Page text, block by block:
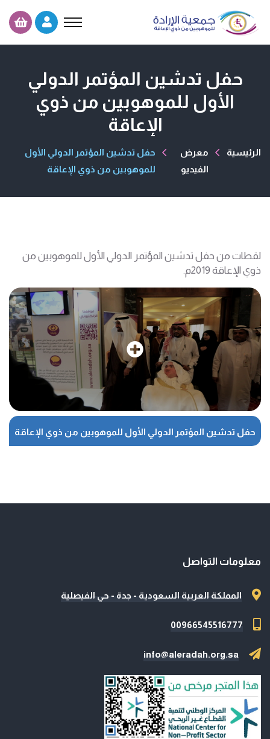
حفل تدشين المؤتمر الدولي
الأول للموهوبين من ذوي
الإعاقة
الرئيسية
معرض
الفيديو
حفل تدشين المؤتمر الدولي الأول
للموهوبين من ذوي الإعاقة
لقطات من حفل تدشين المؤتمر الدولي الأول للموهوبين من
ذوي الإعاقة 2019م.
حفل تدشين المؤتمر الدولي الأول للموهوبين من ذوي الإعاقة
معلومات التواصل
المملكة العربية السعودية - جدة - حي الفيصلية
00966545516777
info@aleradah.org.sa